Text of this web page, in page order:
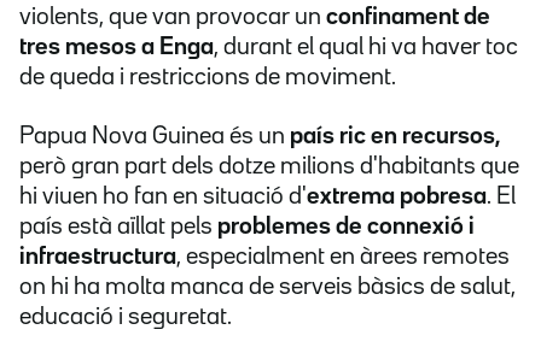
violents, que van provocar un confinament de
tres mesos a Enga, durant el qual hi va haver toc
de queda i restriccions de moviment.
Papua Nova Guinea és un país ric en recursos,
però gran part dels dotze milions d'habitants que
hi viuen ho fan en situació d'extrema pobresa. El
país està aïllat pels problemes de connexió i
infraestructura, especialment en àrees remotes
on hi ha molta manca de serveis bàsics de salut,
educació i seguretat.